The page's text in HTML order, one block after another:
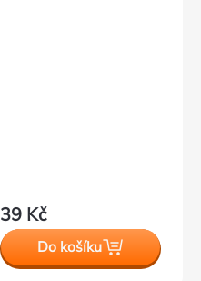
39 Kč
Do košíku